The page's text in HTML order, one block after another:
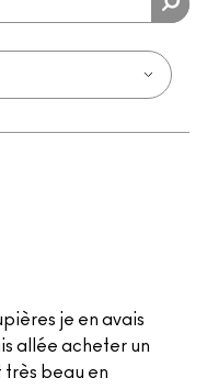
je en avais
allée acheter un
beau en